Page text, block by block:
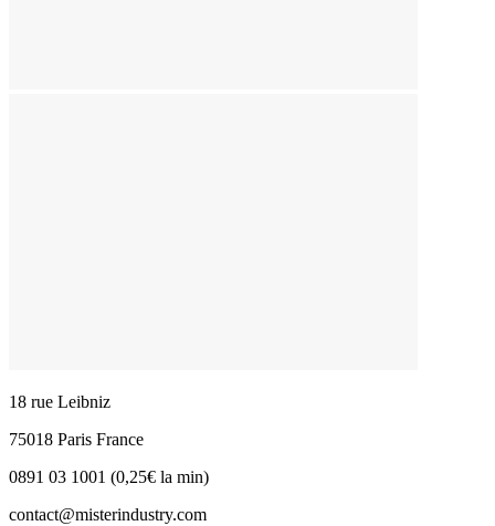
18 rue Leibniz
75018 Paris France
0891 03 1001 (0,25€ la min)
contact@misterindustry.com